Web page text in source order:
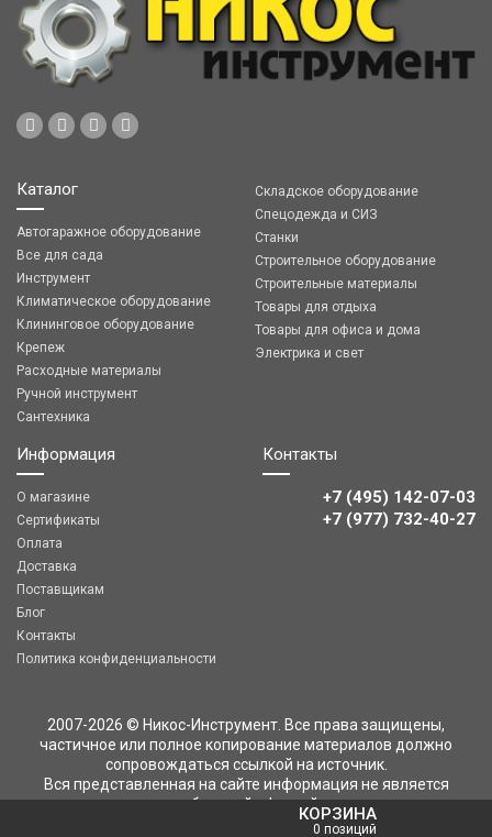
КОРЗИНА
0 позиций
Каталог
Автогаражное оборудование
Все для сада
Инструмент
Климатическое оборудование
Клининговое оборудование
Крепеж
Расходные материалы
Ручной инструмент
Сантехника
Складское оборудование
Спецодежда и СИЗ
Станки
Строительное оборудование
Строительные материалы
Товары для отдыха
Товары для офиса и дома
Электрика и свет
Информация
О магазине
Сертификаты
Оплата
Доставка
Поставщикам
Блог
Контакты
Политика конфиденциальности
Контакты
+7 (495) 142-07-03
‎‎+7 (977) 732-40-27
2007-2026 © Никос-Инструмент. Все права защищены,
частичное или полное копирование материалов должно
сопровождаться ссылкой на источник.
Вся представленная на сайте информация не является
публичной офертой